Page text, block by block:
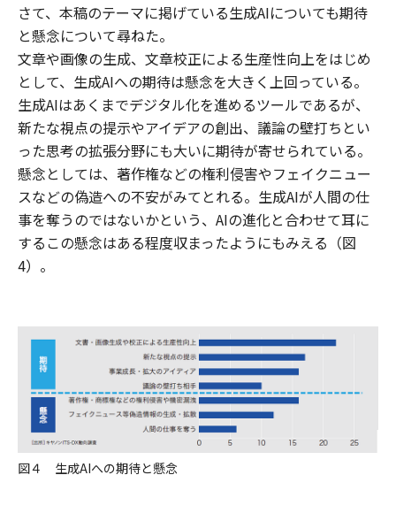
さて、本稿のテーマに掲げている生成AIについても期待
と懸念について尋ねた。
文章や画像の生成、文章校正による生産性向上をはじめ
として、生成AIへの期待は懸念を大きく上回っている。
生成AIはあくまでデジタル化を進めるツールであるが、
新たな視点の提示やアイデアの創出、議論の壁打ちとい
った思考の拡張分野にも大いに期待が寄せられている。
懸念としては、著作権などの権利侵害やフェイクニュー
スなどの偽造への不安がみてとれる。生成AIが人間の仕
事を奪うのではないかという、AIの進化と合わせて耳に
するこの懸念はある程度収まったようにもみえる（図
4）。
図４ 生成AIへの期待と懸念